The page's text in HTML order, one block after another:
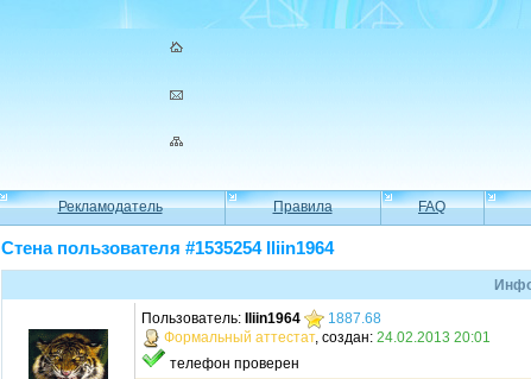
Рекламодатель Правила FAQ
Стена пользователя #1535254 Iliin1964
Пользователь: Iliin1964
1887.68
Формальный аттестат, создан: 24.02.2013 20:01
телефон проверен